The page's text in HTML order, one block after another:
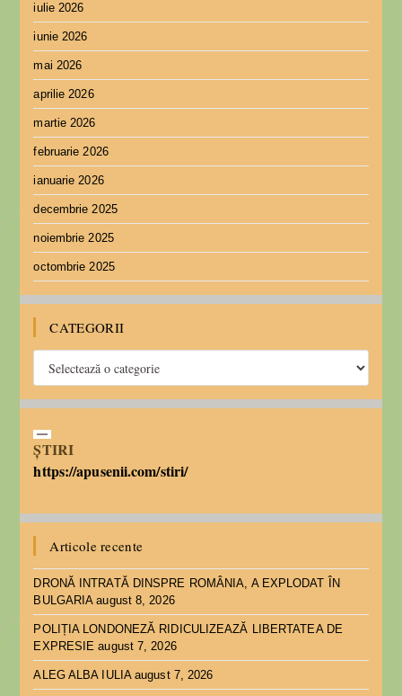
iulie 2026
iunie 2026
mai 2026
aprilie 2026
martie 2026
februarie 2026
ianuarie 2026
decembrie 2025
noiembrie 2025
octombrie 2025
CATEGORII
ȘTIRI
https://apusenii.com/stiri/
Articole recente
DRONĂ INTRATĂ DINSPRE ROMÂNIA, A EXPLODAT ÎN
BULGARIA august 8, 2026
POLIȚIA LONDONEZĂ RIDICULIZEAZĂ LIBERTATEA DE
EXPRESIE august 7, 2026
ALEG ALBA IULIA august 7, 2026